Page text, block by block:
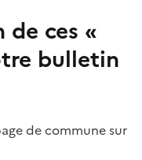
de ces «
bulletin
de commune sur